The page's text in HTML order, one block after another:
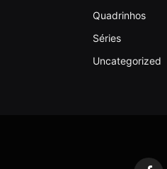
Quadrinhos
Séries
Uncategorized